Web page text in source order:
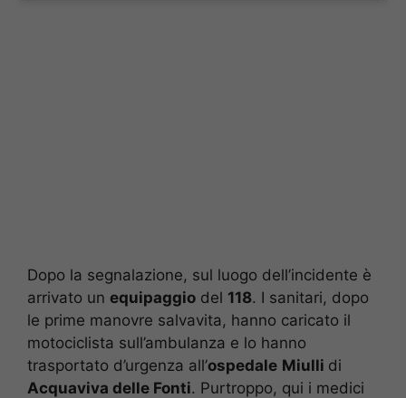
Dopo la segnalazione, sul luogo dell’incidente è
arrivato un equipaggio del 118. I sanitari, dopo
le prime manovre salvavita, hanno caricato il
motociclista sull’ambulanza e lo hanno
trasportato d’urgenza all’ospedale Miulli di
Acquaviva delle Fonti. Purtroppo, qui i medici